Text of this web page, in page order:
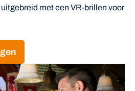
met een VR-brillen voor